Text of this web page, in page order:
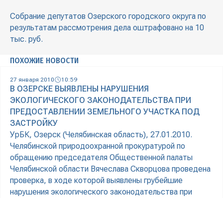
Собрание депутатов Озерского городского округа по
результатам рассмотрения дела оштрафовано на 10
тыс. руб.
ПОХОЖИЕ НОВОСТИ
27 января 2010 10:59
В ОЗЕРСКЕ ВЫЯВЛЕНЫ НАРУШЕНИЯ
ЭКОЛОГИЧЕСКОГО ЗАКОНОДАТЕЛЬСТВА ПРИ
ПРЕДОСТАВЛЕНИИ ЗЕМЕЛЬНОГО УЧАСТКА ПОД
ЗАСТРОЙКУ
УрБК, Озерск (Челябинская область), 27.01.2010.
Челябинской природоохранной прокуратурой по
обращению председателя Общественной палаты
Челябинской области Вячеслава Скворцова проведена
проверка, в ходе которой выявлены грубейшие
нарушения экологического законодательства при